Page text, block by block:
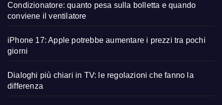
Condizionatore: quanto pesa sulla bolletta e quando
conviene il ventilatore
iPhone 17: Apple potrebbe aumentare i prezzi tra pochi
giorni
Dialoghi più chiari in TV: le regolazioni che fanno la
differenza